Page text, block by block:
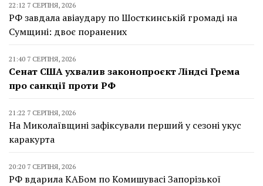
22:12 7 СЕРПНЯ, 2026
РФ завдала авіаудару по Шосткинській громаді на
Сумщині: двоє поранених
21:40 7 СЕРПНЯ, 2026
Сенат США ухвалив законопроєкт Ліндсі Грема
про санкції проти РФ
21:22 7 СЕРПНЯ, 2026
На Миколаївщині зафіксували перший у сезоні укус
каракурта
20:20 7 СЕРПНЯ, 2026
РФ вдарила КАБом по Комишувасі Запорізької